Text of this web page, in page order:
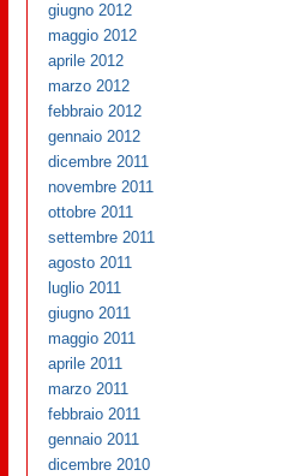
giugno 2012
maggio 2012
aprile 2012
marzo 2012
febbraio 2012
gennaio 2012
dicembre 2011
novembre 2011
ottobre 2011
settembre 2011
agosto 2011
luglio 2011
giugno 2011
maggio 2011
aprile 2011
marzo 2011
febbraio 2011
gennaio 2011
dicembre 2010